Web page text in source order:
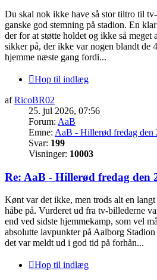
Du skal nok ikke have så stor tiltro til
ganske god stemning på stadion. En
der for at støtte holdet og ikke så meget
sikker på, der ikke var nogen blandt de
hjemme næste gang fordi...
Hop til indlæg
afRicoBR02
25. jul 2026, 07:56
Forum: AaB
Emne: AaB - Hillerød fredag den
Svar: 199
Visninger: 10003
Re: AaB - Hillerød fredag den
Kønt var det ikke, men trods alt en langt
håbe på. Vurderet ud fra tv-billederne
end ved sidste hjemmekamp, som vel
absolutte lavpunkter på Aalborg
det var meldt ud i god tid på forhån...
Hop til indlæg